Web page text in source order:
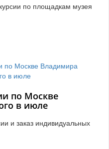
по площадкам музея
по Москве
в июле
и заказ индивидуальных